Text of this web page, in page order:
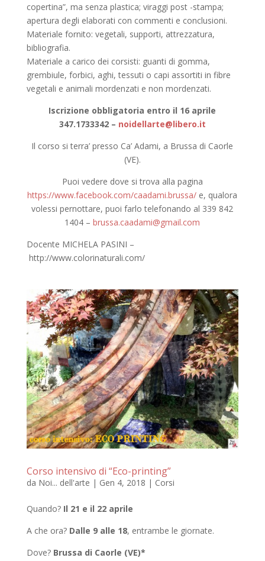
copertina”, ma senza plastica; viraggi post -stampa;
apertura degli elaborati con commenti e conclusioni.
Materiale fornito: vegetali, supporti, attrezzatura,
bibliografia.
Materiale a carico dei corsisti: guanti di gomma,
grembiule, forbici, aghi, tessuti o capi assortiti in fibre
vegetali e animali mordenzati e non mordenzati.
Iscrizione obbligatoria entro il 16 aprile
347.1733342 – noidellarte@libero.it
Il corso si terra’ presso Ca’ Adami, a Brussa di Caorle
(VE).
Puoi vedere dove si trova alla pagina
https://www.facebook.com/caadami.brussa/ e, qualora
volessi pernottare, puoi farlo telefonando al 339 842
1404 –brussa.caadami@gmail.com
Docente MICHELA PASINI –
http://www.colorinaturali.com/
Corso intensivo di “Eco-printing”
da Noi... dell'arte | Gen 4, 2018 | Corsi
Quando?Il 21 e il 22 aprile
A che ora? Dalle 9 alle 18, entrambe le giornate.
Dove?Brussa di Caorle (VE)*